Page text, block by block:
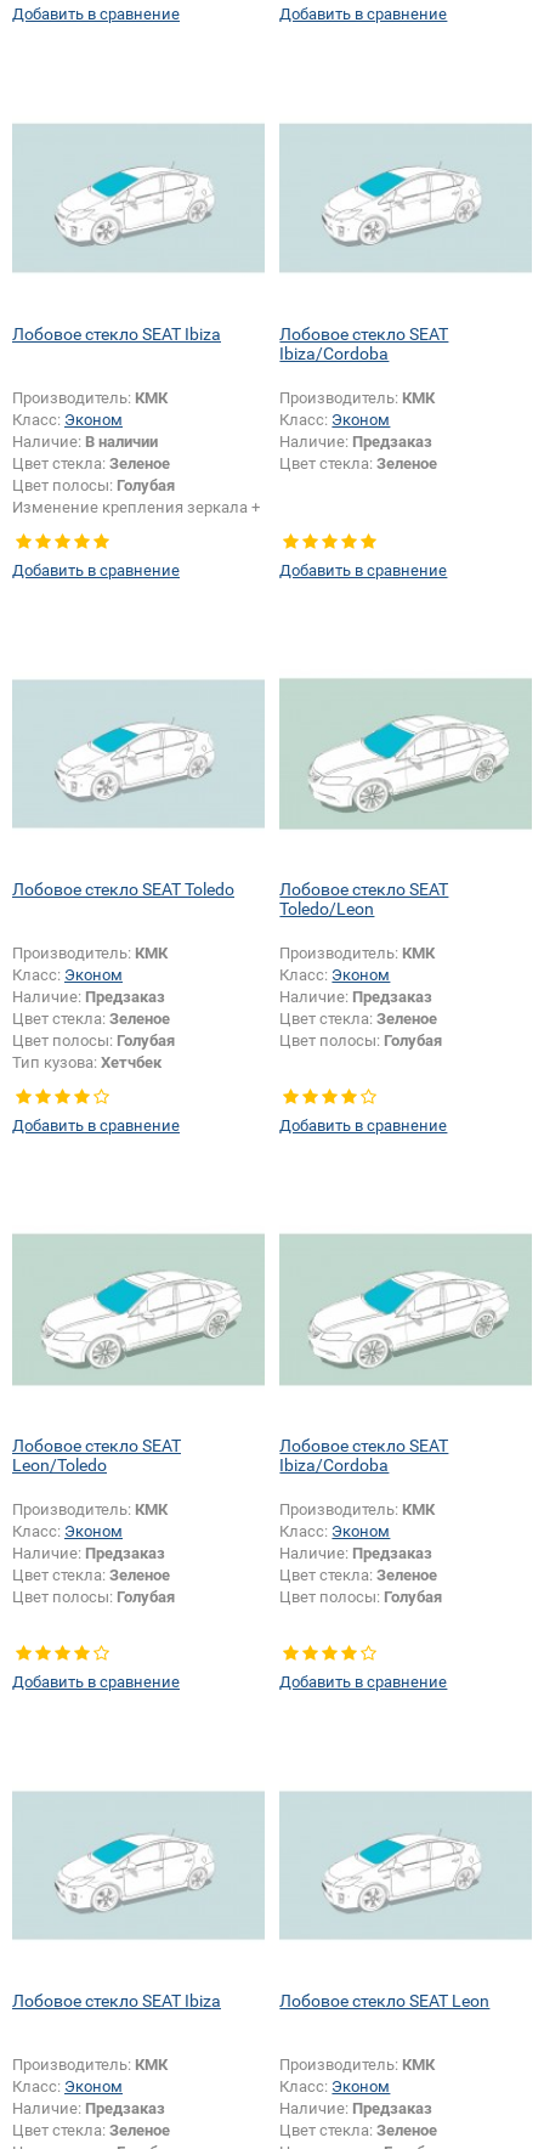
Добавить в сравнение Добавить в сравнение
Лобовое стекло SEAT Ibiza
Производитель: КМК
Класс: Эконом
Наличие: В наличии
Цвет стекла: Зеленое
Цвет полосы: Голубая
Изменение крепления зеркала +
Добавить в сравнение
Лобовое стекло SEAT
Ibiza/Cordoba
Производитель: КМК
Класс: Эконом
Наличие: Предзаказ
Цвет стекла:Зеленое
Добавить в сравнение
Лобовое стекло SEAT Toledo
Производитель: КМК
Класс: Эконом
Наличие: Предзаказ
Цвет стекла: Зеленое
Цвет полосы: Голубая
Тип кузова: Хетчбек
Добавить в сравнение
Лобовое стекло SEAT
Toledo/Leon
Производитель: КМК
Класс: Эконом
Наличие: Предзаказ
Цвет стекла:Зеленое
Цвет полосы: Голубая
Добавить в сравнение
Лобовое стекло SEAT
Leon/Toledo
Производитель: КМК
Класс: Эконом
Наличие: Предзаказ
Цвет стекла: Зеленое
Цвет полосы: Голубая
Добавить в сравнение
Лобовое стекло SEAT
Ibiza/Cordoba
Производитель: КМК
Класс: Эконом
Наличие: Предзаказ
Цвет стекла:Зеленое
Цвет полосы: Голубая
Добавить в сравнение
Лобовое стекло SEAT Ibiza
Производитель: КМК
Класс: Эконом
Наличие: Предзаказ
Цвет стекла: Зеленое
Лобовое стекло SEAT Leon
Производитель: КМК
Класс: Эконом
Наличие: Предзаказ
Цвет стекла:Зеленое